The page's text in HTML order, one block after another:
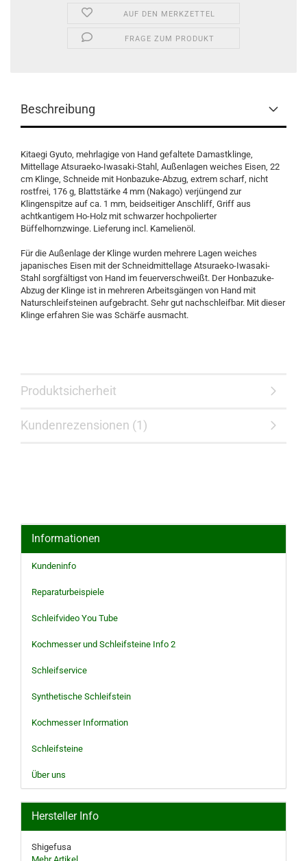
AUF DEN MERKZETTEL
FRAGE ZUM PRODUKT
Beschreibung
Kitaegi Gyuto, mehrlagige von Hand gefaltete Damastklinge,
Mittellage Atsuraeko-Iwasaki-Stahl, Außenlagen weiches Eisen, 22
cm Klinge, Schneide mit Honbazuke-Abzug, extrem scharf, nicht
rostfrei, 176 g, Blattstärke 4 mm (Nakago) verjüngend zur
Klingenspitze auf ca. 1 mm, beidseitiger Anschliff, Griff aus
achtkantigem Ho-Holz mit schwarzer hochpolierter
Büffelhornzwinge. Lieferung incl. Kamelienöl.
Für die Außenlage der Klinge wurden mehrere Lagen weiches
japanisches Eisen mit der Schneidmittellage Atsuraeko-Iwasaki-
Stahl sorgfältigst von Hand im feuerverschweißt. Der Honbazuke-
Abzug der Klinge ist in mehreren Arbeitsgängen von Hand mit
Naturschleifsteinen aufgebracht. Sehr gut nachschleifbar. Mit dieser
Klinge erfahren Sie was Schärfe ausmacht.
Produktsicherheit
Kundenrezensionen (1)
Informationen
Kundeninfo
Reparaturbeispiele
Schleifvideo You Tube
Kochmesser und Schleifsteine Info 2
Schleifservice
Synthetische Schleifstein
Kochmesser Information
Schleifsteine
Über uns
Hersteller Info
Shigefusa